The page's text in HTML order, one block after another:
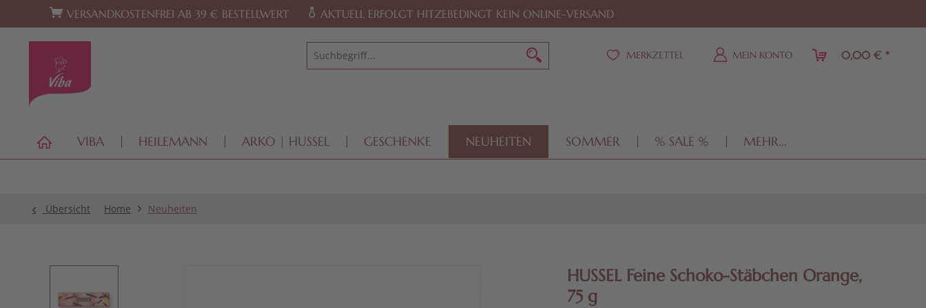
Zur Hauptnavigation springen Zum Footer springen
VERSANDKOSTENFREI AB 39 € BESTELLWERT AKTUELL ERFOLGT HITZEBEDINGT KEIN ONLINE-VERSAND
MERKZETTEL MEIN KONTO 0,00 € *
VIBA HEILEMANN ARKO | HUSSEL GESCHENKE NEUHEITEN SOMMER % SALE % MEHR...
Übersicht Home Neuheiten
HUSSEL Feine Schoko-Stäbchen Orange,
75 g